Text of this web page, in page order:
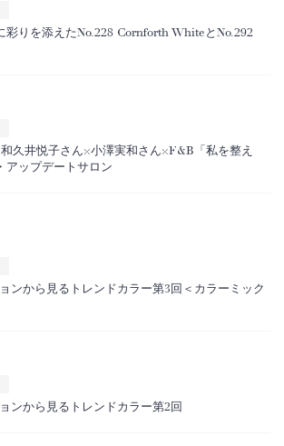
りを添えたNo.228 Cornforth WhiteとNo.292
和久井悦子さん×小澤実和さん×F&B「私を整え
アップデートサロン
ンから見るトレンドカラー第3回＜カラーミック
ンから見るトレンドカラー第2回